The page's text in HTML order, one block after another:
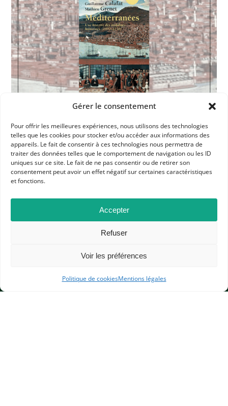
Gérer le consentement
Pour offrir les meilleures expériences, nous utilisons des technologies
telles que les cookies pour stocker et/ou accéder aux informations des
appareils. Le fait de consentir à ces technologies nous permettra de
traiter des données telles que le comportement de navigation ou les ID
uniques sur ce site. Le fait de ne pas consentir ou de retirer son
consentement peut avoir un effet négatif sur certaines caractéristiques
et fonctions.
Accepter
Refuser
Voir les préférences
Politique de cookiesMentions légales
Dans les catégories
ACTUALITÉS
APHG